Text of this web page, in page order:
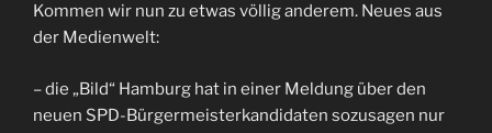
Kommen wir nun zu etwas völlig anderem. Neues aus
der Medienwelt:
– die „Bild“ Hamburg hat in einer Meldung über den
neuen SPD-Bürgermeisterkandidaten sozusagen nur